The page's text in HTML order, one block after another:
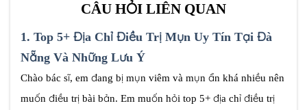
CÂU HỎI LIÊN QUAN
1. Top 5+ Địa Chỉ Điều Trị Mụn Uy Tín Tại Đà
Nẵng Và Những Lưu Ý
Chào bác sĩ, em đang bị mụn viêm và mụn ẩn khá nhiều nên
muốn điều trị bài bản. Em muốn hỏi top 5+ địa chỉ điều trị